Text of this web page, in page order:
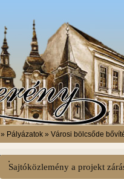
» Pályázatok » Városi bölcsőde
Sajtóközlemény a projekt